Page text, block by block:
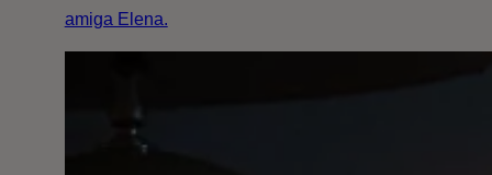
amiga Elena.